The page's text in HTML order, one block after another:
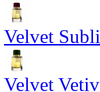
Velvet
Velvet